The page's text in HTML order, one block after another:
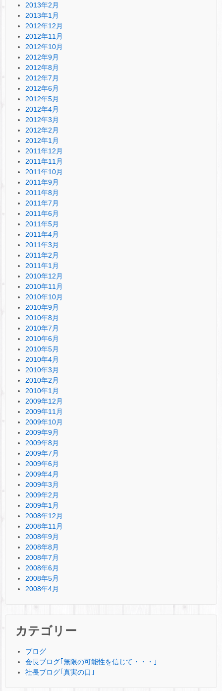
2013年2月
2013年1月
2012年12月
2012年11月
2012年10月
2012年9月
2012年8月
2012年7月
2012年6月
2012年5月
2012年4月
2012年3月
2012年2月
2012年1月
2011年12月
2011年11月
2011年10月
2011年9月
2011年8月
2011年7月
2011年6月
2011年5月
2011年4月
2011年3月
2011年2月
2011年1月
2010年12月
2010年11月
2010年10月
2010年9月
2010年8月
2010年7月
2010年6月
2010年5月
2010年4月
2010年3月
2010年2月
2010年1月
2009年12月
2009年11月
2009年10月
2009年9月
2009年8月
2009年7月
2009年6月
2009年4月
2009年3月
2009年2月
2009年1月
2008年12月
2008年11月
2008年9月
2008年8月
2008年7月
2008年6月
2008年5月
2008年4月
カテゴリー
ブログ
会長ブログ｢無限の可能性を信じて・・・｣
社長ブログ｢真実の口｣